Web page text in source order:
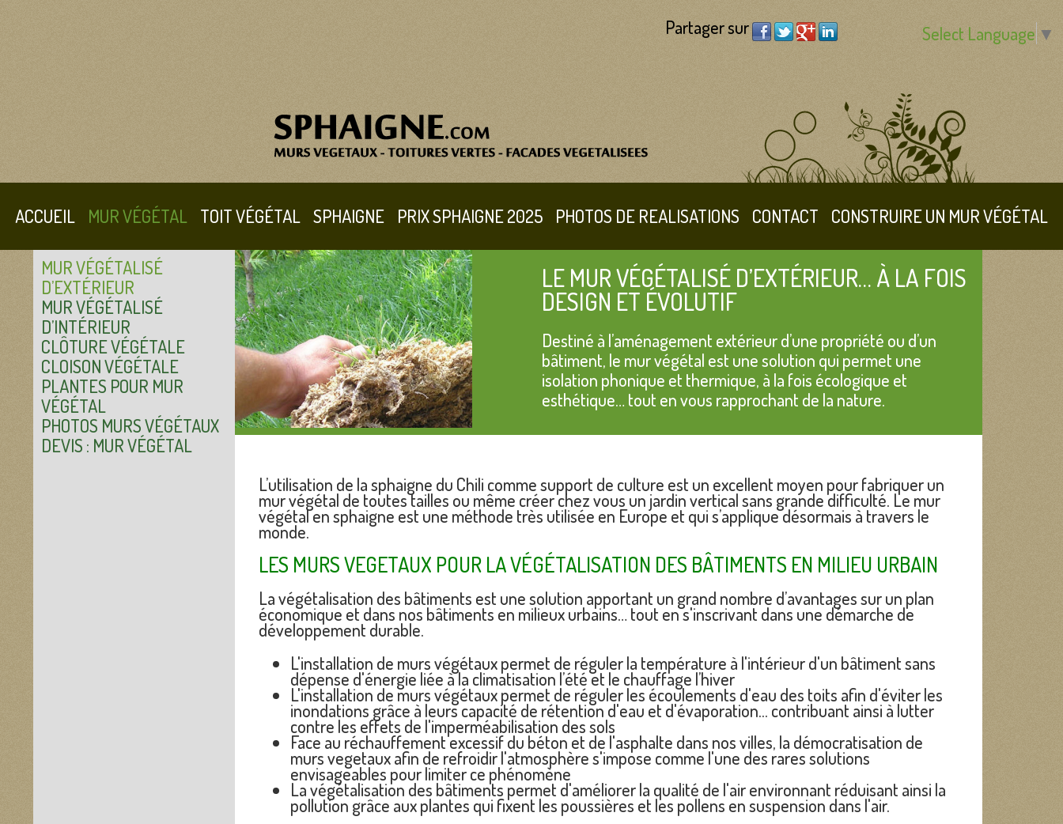
Partager sur Select Language ▼
ACCUEIL MUR VÉGÉTAL TOIT VÉGÉTAL SPHAIGNE PRIX SPHAIGNE 2025 PHOTOS DE REALISATIONS CONTACT CONSTRUIRE UN MUR VÉGÉTAL
MUR VÉGÉTALISÉ
D’EXTÉRIEUR
MUR VÉGÉTALISÉ
D’INTÉRIEUR
CLÔTURE VÉGÉTALE
CLOISON VÉGÉTALE
PLANTES POUR MUR
VÉGÉTAL
PHOTOS MURS VÉGÉTAUX
DEVIS : MUR VÉGÉTAL
LE MUR VÉGÉTALISÉ D’EXTÉRIEUR… À LA FOIS
DESIGN ET ÉVOLUTIF
Destiné à l’aménagement extérieur d’une propriété ou d’un
bâtiment, le mur végétal est une solution qui permet une
isolation phonique et thermique, à la fois écologique et
esthétique… tout en vous rapprochant de la nature.
L’utilisation de la sphaigne du Chili comme support de culture est un excellent moyen pour fabriquer un
mur végétal de toutes tailles ou même créer chez vous un jardin vertical sans grande difficulté. Le mur
végétal en sphaigne est une méthode très utilisée en Europe et qui s’applique désormais à travers le
monde.
LES MURS VEGETAUX POUR LA VÉGÉTALISATION DES BÂTIMENTS EN MILIEU URBAIN
La végétalisation des bâtiments est une solution apportant un grand nombre d’avantages sur un plan
économique et dans nos bâtiments en milieux urbains… tout en s'inscrivant dans une démarche de
développement durable.
L'installation de murs végétaux permet de réguler la température à l'intérieur d'un bâtiment sans
dépense d'énergie liée à la climatisation l’été et le chauffage l’hiver
L'installation de murs végétaux permet de réguler les écoulements d'eau des toits afin d'éviter les
inondations grâce à leurs capacité de rétention d'eau et d'évaporation... contribuant ainsi à lutter
contre les effets de l'imperméabilisation des sols
Face au réchauffement excessif du béton et de l'asphalte dans nos villes, la démocratisation de
murs vegetaux afin de refroidir l'atmosphère s'impose comme l'une des rares solutions
envisageables pour limiter ce phénomène
La végétalisation des bâtiments permet d'améliorer la qualité de l'air environnant réduisant ainsi la
pollution grâce aux plantes qui fixent les poussières et les pollens en suspension dans l'air.